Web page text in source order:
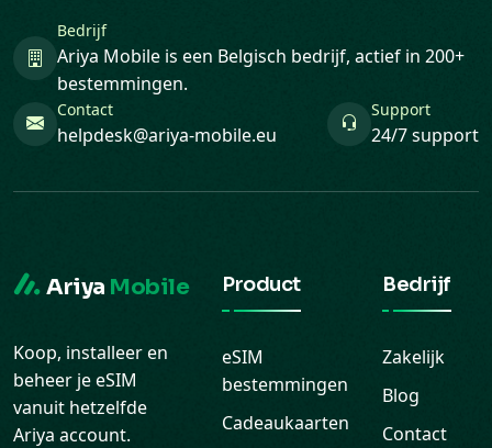
Bedrijf
Ariya Mobile is een Belgisch bedrijf, actief in 200+
bestemmingen.
Contact
helpdesk@ariya-mobile.eu
Support
24/7 support
Ariya Mobile
Koop, installeer en
beheer je eSIM
vanuit hetzelfde
Ariya account.
Product
eSIM
bestemmingen
Cadeaukaarten
Bedrijf
Zakelijk
Blog
Contact